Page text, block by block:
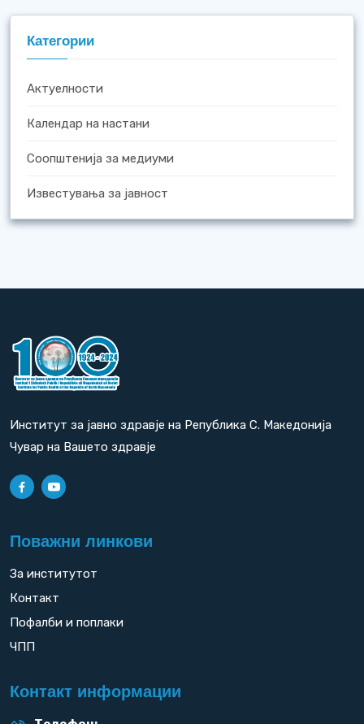
Категории
Актуелности
Календар на настани
Соопштенија за медиуми
Известувања за јавност
Институт за јавно здравје на Република С. Македонија
Чувар на Вашето здравје
Поважни линкови
За институтот
Контакт
Пофалби и поплаки
ЧПП
Контакт информации